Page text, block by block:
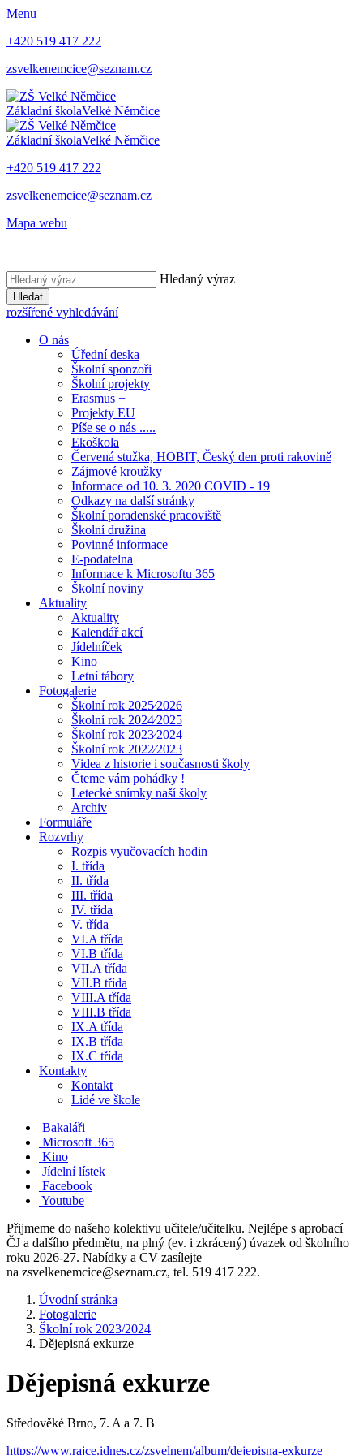
Menu
+420 519 417 222
zsvelkenemcice@seznam.cz
Základní školaVelké Němčice
Základní školaVelké Němčice
+420 519 417 222
zsvelkenemcice@seznam.cz
Mapa webu
Hledaný výraz
Hledat
rozšířené vyhledávání
O nás
Úřední deska
Školní sponzoři
Školní projekty
Erasmus +
Projekty EU
Píše se o nás .....
Ekoškola
Červená stužka, HOBIT, Český den proti rakovině
Zájmové kroužky
Informace od 10. 3. 2020 COVID - 19
Odkazy na další stránky
Školní poradenské pracoviště
Školní družina
Povinné informace
E-podatelna
Informace k Microsoftu 365
Školní noviny
Aktuality
Aktuality
Kalendář akcí
Jídelníček
Kino
Letní tábory
Fotogalerie
Školní rok 2025⁄2026
Školní rok 2024⁄2025
Školní rok 2023⁄2024
Školní rok 2022⁄2023
Videa z historie i současnosti školy
Čteme vám pohádky !
Letecké snímky naší školy
Archiv
Formuláře
Rozvrhy
Rozpis vyučovacích hodin
I. třída
II. třída
III. třída
IV. třída
V. třída
VI.A třída
VI.B třída
VII.A třída
VII.B třída
VIII.A třída
VIII.B třída
IX.A třída
IX.B třída
IX.C třída
Kontakty
Kontakt
Lidé ve škole
Bakaláři
Microsoft 365
Kino
Jídelní lístek
Facebook
Youtube
Přijmeme do našeho kolektivu učitele/učitelku. Nejlépe s aprobací
ČJ a dalšího předmětu, na plný (ev. i zkrácený) úvazek od školního
roku 2026-27. Nabídky a CV zasílejte
na zsvelkenemcice@seznam.cz, tel. 519 417 222.
Úvodní stránka
Fotogalerie
Školní rok 2023/2024
Dějepisná exkurze
Dějepisná exkurze
Středověké Brno, 7. A a 7. B
https://www.rajce.idnes.cz/zsvelnem/album/dejepisna-exkurze